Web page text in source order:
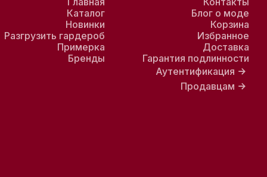
Каталог
Новинки
Разгрузить гардероб
Примерка
Бренды
Блог о моде
Корзина
Избранное
Доставка
Гарантия подлинности
Аутентификация
Продавцам